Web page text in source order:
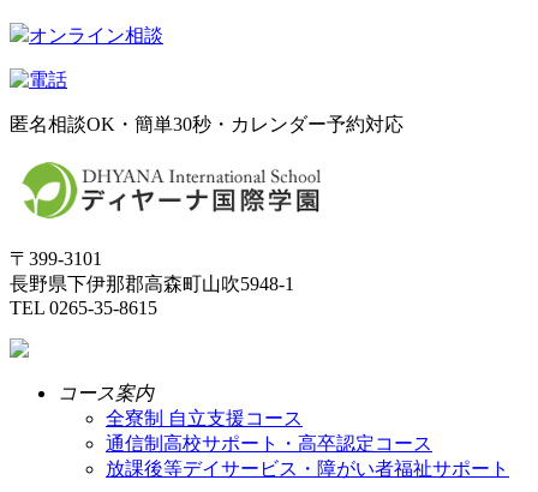
オンライン相談
匿名相談OK・簡単30秒・カレンダー予約対応
〒399-3101
長野県下伊那郡高森町山吹5948-1
TEL 0265-35-8615
コース案内
全寮制 自立支援コース
通信制高校サポート・高卒認定コース
放課後等デイサービス・障がい者福祉サポート